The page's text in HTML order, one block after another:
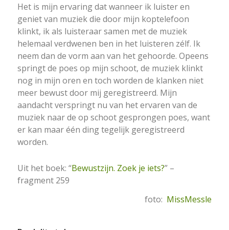
Het is mijn ervaring dat wanneer ik luister en
geniet van muziek die door mijn koptelefoon
klinkt, ik als luisteraar samen met de muziek
helemaal verdwenen ben in het luisteren zélf. Ik
neem dan de vorm aan van het gehoorde. Opeens
springt de poes op mijn schoot, de muziek klinkt
nog in mijn oren en toch worden de klanken niet
meer bewust door mij geregistreerd. Mijn
aandacht verspringt nu van het ervaren van de
muziek naar de op schoot gesprongen poes, want
er kan maar één ding tegelijk geregistreerd
worden.
Uit het boek: “Bewustzijn. Zoek je iets?” –
fragment 259
foto: MissMessle